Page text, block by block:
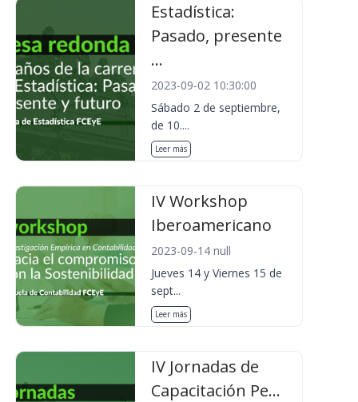
Estadística:
Pasado, presente
...
2023-09-02 10:30:00
Sábado 2 de septiembre,
de 10....
Leer más
IV Workshop
Iberoamericano
2023-09-14 null
Jueves 14 y Viernes 15 de
sept...
Leer más
IV Jornadas de
Capacitación Pe...